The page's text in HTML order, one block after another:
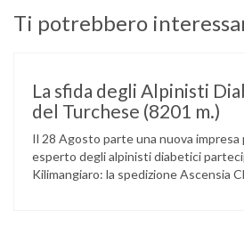
Ti potrebbero
La sfida degli Alpinisti
del Turchese (8201 m.)
Il 28 Agosto parte una nuova impresa
esperto degli alpinisti diabetici
Kilimangiaro: la spedizione Ascensia